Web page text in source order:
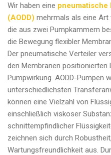
Wir haben eine pneumatische
(AODD) mehrmals als eine
die aus zwei Pumpkammern
die Bewegung flexibler
Der pneumatische Verteiler
den Membranen
Pumpwirkung. AODD-Pumpen
unterschiedlichsten
können eine Vielzahl von
einschließlich viskoser
schnittempfindlicher
zeichnen sich durch
Wartungsfreundlichkeit aus.